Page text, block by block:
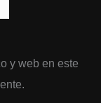
y web en este